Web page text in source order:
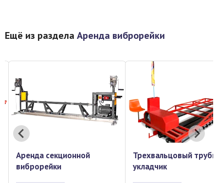
Ещё из раздела Аренда виброрейки
Трехвальцовый трубный
укладчик
Аренда
виброрейки